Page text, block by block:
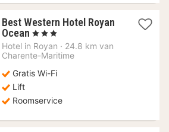
Best Western Hotel Royan
Ocean 1
nacht
vanaf
€
, 3 Sterren
Hotel in Royan · 24.8 km van
Charente-Maritime
Gratis Wi-Fi
Lift
Roomservice